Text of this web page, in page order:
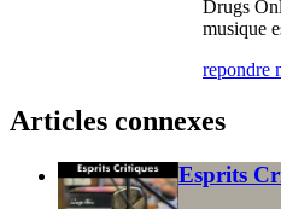
Drugs
musique
repondre
Articles connexes
Esprits